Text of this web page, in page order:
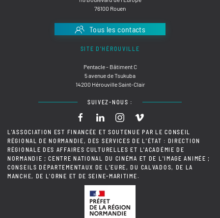
76100 Rouen
Tous les contacts
SITE D'HÉROUVILLE
Pentacle - Bâtiment C
5 avenue de Tsukuba
14200 Hérouville Saint-Clair
SUIVEZ-NOUS :
L'ASSOCIATION EST FINANCÉE ET SOUTENUE PAR LE CONSEIL
RÉGIONAL DE NORMANDIE, DES SERVICES DE L'ÉTAT : DIRECTION
RÉGIONALE DES AFFAIRES CULTURELLES ET L'ACADÉMIE DE
NORMANDIE ; CENTRE NATIONAL DU CINÉMA ET DE L'IMAGE ANIMÉE ;
CONSEILS DÉPARTEMENTAUX DE L'EURE, DU CALVADOS, DE LA
MANCHE, DE L'ORNE ET DE SEINE-MARITIME.